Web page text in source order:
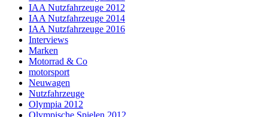
IAA Nutzfahrzeuge 2012
IAA Nutzfahrzeuge 2014
IAA Nutzfahrzeuge 2016
Interviews
Marken
Motorrad & Co
motorsport
Neuwagen
Nutzfahrzeuge
Olympia 2012